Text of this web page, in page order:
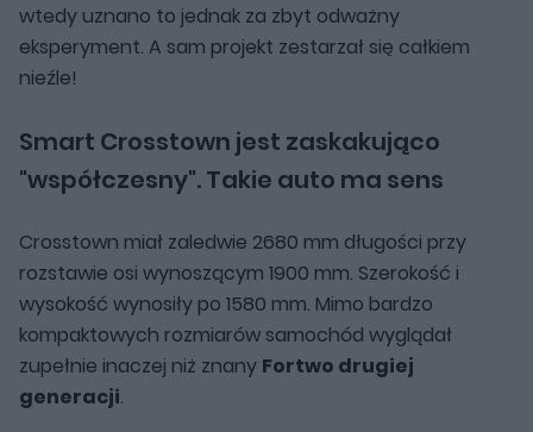
wtedy uznano to jednak za zbyt odważny
eksperyment. A sam projekt zestarzał się całkiem
nieźle!
Smart Crosstown jest zaskakująco
"współczesny". Takie auto ma sens
Crosstown miał zaledwie 2680 mm długości przy
rozstawie osi wynoszącym 1900 mm. Szerokość i
wysokość wynosiły po 1580 mm. Mimo bardzo
kompaktowych rozmiarów samochód wyglądał
zupełnie inaczej niż znany Fortwo drugiej
generacji.